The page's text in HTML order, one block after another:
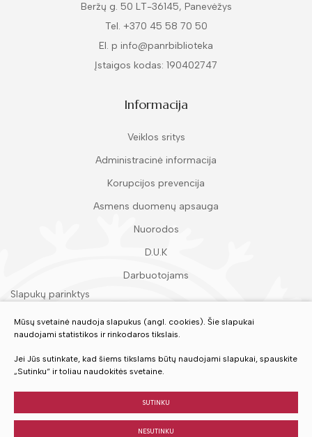
Beržų g. 50 LT-36145, Panevėžys
Tel. +370 45 58 70 50
El. p info@panrbiblioteka
Įstaigos kodas: 190402747
Informacija
Veiklos sritys
Administracinė informacija
Korupcijos prevencija
Asmens duomenų apsauga
Nuorodos
D.U.K
Darbuotojams
Slapukų parinktys
Įvertinkite mūsų paslaugas
Mūsų svetainė naudoja slapukus (angl. cookies). Šie slapukai
naudojami statistikos ir rinkodaros tikslais.
Jei Jūs sutinkate, kad šiems tikslams būtų naudojami slapukai, spauskite
„Sutinku“ ir toliau naudokitės svetaine.
SUTINKU
NESUTINKU